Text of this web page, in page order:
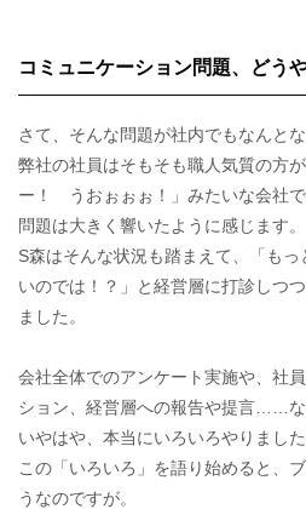
コミュニケーション問題、どう
さて、そんな問題が社内でもなんと
弊社の社員はそもそも職人気質の方
ー！ うおぉぉぉ！」みたいな会社
問題は大きく響いたように感じます。
S森はそんな状況も踏まえて、「も
いのでは！？」と経営層に打診しつ
ました。
会社全体でのアンケート実施や、社
ション、経営層への報告や提言……な
いやはや、本当にいろいろやりました
この「いろいろ」を語り始めると、
うなのですが。